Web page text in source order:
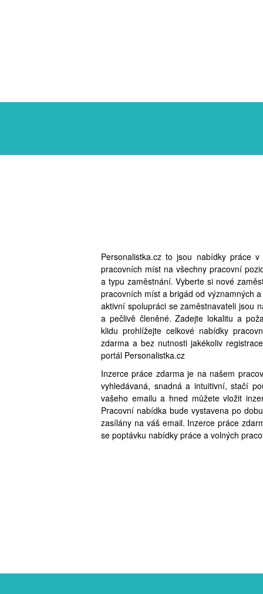
Personalistka.cz to jsou nabídky práce
pracovních míst na všechny pracovní
a typu zaměstnání. Vyberte si nové
pracovních míst a brigád od významných
aktivní spolupráci se zaměstnavateli jsou
a pečlivě členěné. Zadejte lokalitu a
klidu prohlížejte celkové nabídky
zdarma a bez nutnosti jakékoliv
portál Personalistka.cz
Inzerce práce zdarma je na našem
vyhledávaná, snadná a intuitivní, stačí
vašeho emailu a hned můžete vložit
Pracovní nabídka bude vystavena po
zasílány na váš email. Inzerce práce
se poptávku nabídky práce a volných